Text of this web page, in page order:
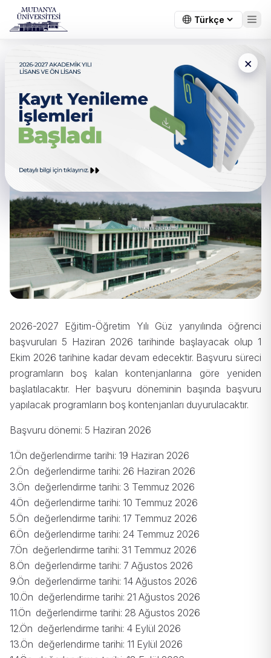
×
← Tüm duyurular
2026-2027 Lisansüstü
Başvuruları Başladı
2026-2027 Eğitim-Öğretim Yılı Güz yarıyılında öğrenci
başvuruları 5 Haziran 2026 tarihinde başlayacak olup 1
Ekim 2026 tarihine kadar devam edecektir. Başvuru süreci
programların boş kalan kontenjanlarına göre yeniden
başlatılacaktır. Her başvuru döneminin başında başvuru
yapılacak programların boş kontenjanları duyurulacaktır.
Başvuru dönemi: 5 Haziran 2026
1.Ön değerlendirme tarihi: 19 Haziran 2026
2.Ön değerlendirme tarihi: 26 Haziran 2026
3.Ön değerlendirme tarihi: 3 Temmuz 2026
4.Ön değerlendirme tarihi: 10 Temmuz 2026
5.Ön değerlendirme tarihi: 17 Temmuz 2026
6.Ön değerlendirme tarihi: 24 Temmuz 2026
7.Ön değerlendirme tarihi: 31 Temmuz 2026
8.Ön değerlendirme tarihi: 7 Ağustos 2026
9.Ön değerlendirme tarihi: 14 Ağustos 2026
10.Ön değerlendirme tarihi: 21 Ağustos 2026
11.Ön değerlendirme tarihi: 28 Ağustos 2026
12.Ön değerlendirme tarihi: 4 Eylül 2026
13.Ön değerlendirme tarihi: 11 Eylül 2026